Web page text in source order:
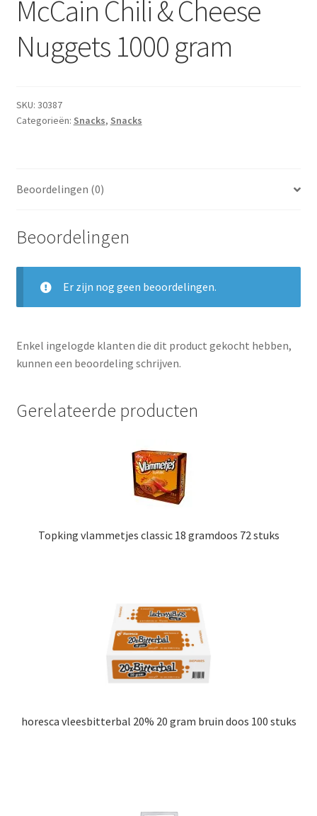
Dranken
Droge Kruidenierswaren
Koeling
Salades
Stoverijen
Maaltijden Diepvries
McCain Chili & Cheese
Nuggets 1000 gram
SKU: 30387
Categorieën: Snacks, Snacks
Beoordelingen (0)
Beoordelingen
Er zijn nog geen beoordelingen.
Enkel ingelogde klanten die dit product gekocht hebben,
kunnen een beoordeling schrijven.
Gerelateerde producten
Topking vlammetjes classic 18 gramdoos 72 stuks
horesca vleesbitterbal 20% 20 gram bruin doos 100 stuks